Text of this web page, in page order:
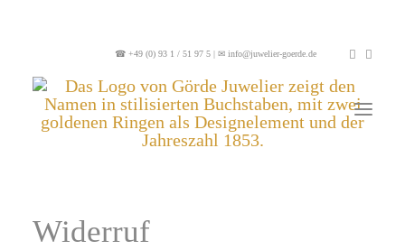
☎ +49 (0) 93 1 / 51 97 5 | ✉ info@juwelier-goerde.de
Widerruf